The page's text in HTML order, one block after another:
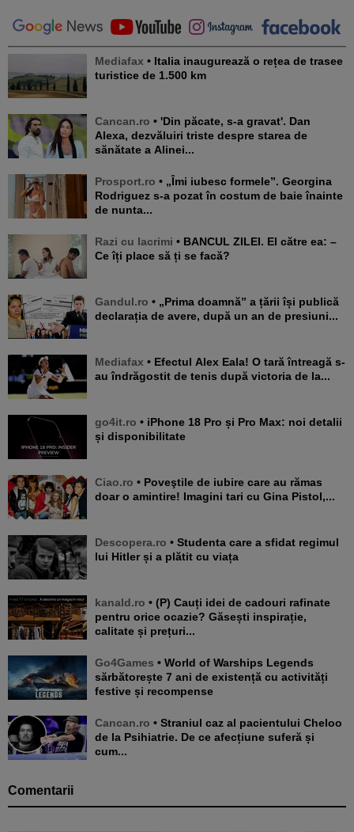
Mediafax • Italia inaugurează o rețea de trasee
turistice de 1.500 km
Cancan.ro • 'Din păcate, s-a gravat'. Dan
Alexa, dezvăluiri triste despre starea de
sănătate a Alinei...
Prosport.ro • „Îmi iubesc formele”. Georgina
Rodriguez s-a pozat în costum de baie înainte
de nunta...
Razi cu lacrimi • BANCUL ZILEI. El către ea: –
Ce îți place să ți se facă?
Gandul.ro • „Prima doamnă” a țării își publică
declarația de avere, după un an de presiuni...
Mediafax • Efectul Alex Eala! O tară întreagă s-
au îndrăgostit de tenis după victoria de la...
go4it.ro • iPhone 18 Pro și Pro Max: noi detalii
și disponibilitate
Ciao.ro • Poveştile de iubire care au rămas
doar o amintire! Imagini tari cu Gina Pistol,...
Descopera.ro • Studenta care a sfidat regimul
lui Hitler și a plătit cu viața
kanald.ro • (P) Cauți idei de cadouri rafinate
pentru orice ocazie? Găsești inspirație,
calitate și prețuri...
Go4Games • World of Warships Legends
sărbătorește 7 ani de existență cu activități
festive și recompense
Cancan.ro • Straniul caz al pacientului Cheloo
de la Psihiatrie. De ce afecțiune suferă și
cum...
Comentarii